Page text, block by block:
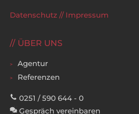
Datenschutz // Impressum
ÜBER UNS
Agentur
Referenzen
0251 / 590 644 - 0
Gespräch vereinbaren